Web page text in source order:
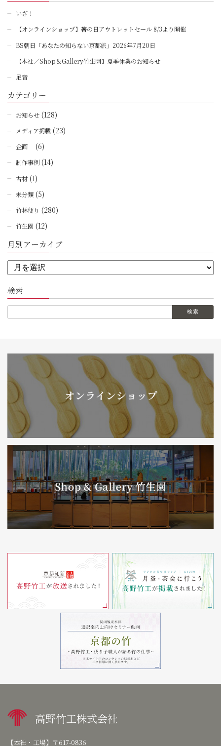
いざ！
【オンラインショップ】箸の日アウトレットセール 8/3より開催
BS朝日「あなたの知らない京都旅」2026年7月20日
【本社／Shop＆Gallery竹生園】夏季休業のお知らせ
足音
カテゴリー
お知らせ(128)
メディア掲載(23)
企画 (6)
制作事例(14)
古材(1)
未分類(5)
竹林便り (280)
竹生園(12)
月別アーカイブ
検索
高野竹工株式会社
【本社・工場】 〒617-0836